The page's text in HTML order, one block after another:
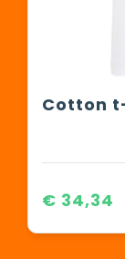
€ 34,34